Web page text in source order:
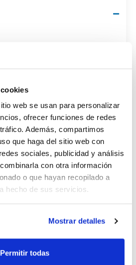
web se usan para personalizar
ofrecer funciones de redes
Además, compartimos
que haga del sitio web con
sociales, publicidad y análisis
con otra información
o que hayan recopilado a
hecho de sus servicios.
Mostrar detalles
Permitir todas
500 g :: Botella
plástico
Comprar